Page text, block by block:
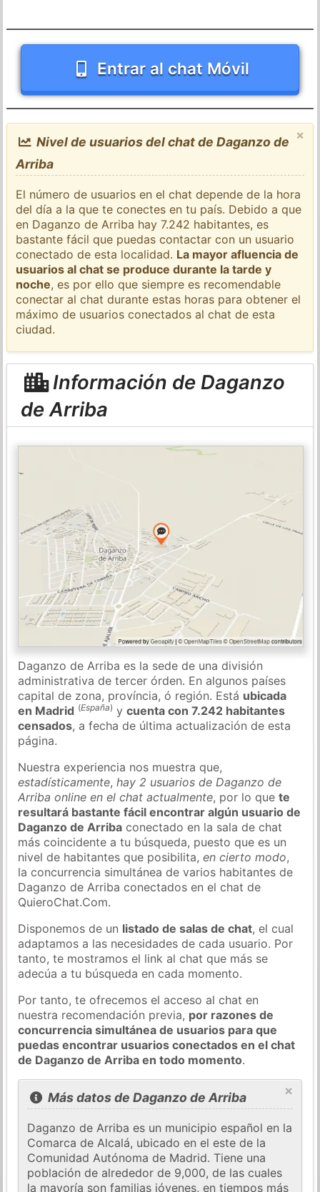
Entrar al chat Móvil
×
Nivel de usuarios del chat de Daganzo de
Arriba
El número de usuarios en el chat depende de la hora
del día a la que te conectes en tu país. Debido a que
en Daganzo de Arriba hay 7.242 habitantes, es
bastante fácil que puedas contactar con un usuario
conectado de esta localidad. La mayor afluencia de
usuarios al chat se produce durante la tarde y
noche, es por ello que siempre es recomendable
conectar al chat durante estas horas para obtener el
máximo de usuarios conectados al chat de esta
ciudad.
Información de Daganzo
de Arriba
Daganzo de Arriba es la sede de una división
administrativa de tercer órden. En algunos países
capital de zona, província, ó región. Está ubicada
en Madrid (España) ycuenta con 7.242 habitantes
censados, a fecha de última actualización de esta
página.
Nuestra experiencia nos muestra que,
estadísticamente,hay 2 usuarios de Daganzo de
Arriba online en el chat actualmente, por lo quete
resultará bastante fácil encontrar algún usuario de
Daganzo de Arriba conectado en la sala de chat
más coincidente a tu búsqueda, puesto que es un
nivel de habitantes que posibilita,en cierto modo,
la concurrencia simultánea de varios habitantes de
Daganzo de Arriba conectados en el chat de
QuieroChat.Com.
Disponemos de un listado de salas de chat, el cual
adaptamos a las necesidades de cada usuario. Por
tanto, te mostramos el link al chat que más se
adecúa a tu búsqueda en cada momento.
Por tanto, te ofrecemos el acceso al chat en
nuestra recomendación previa, por razones de
concurrencia simultánea de usuarios para que
puedas encontrar usuarios conectados en el chat
de Daganzo de Arriba en todo momento.
×
Más datos de Daganzo de Arriba
Daganzo de Arriba es un municipio español en la
Comarca de Alcalá, ubicado en el este de la
Comunidad Autónoma de Madrid. Tiene una
población de alrededor de 9,000, de las cuales
la mayoría son familias jóvenes, en tiempos más